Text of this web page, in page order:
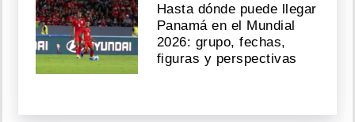
Hasta dónde puede llegar
Panamá en el Mundial
2026: grupo, fechas,
figuras y perspectivas